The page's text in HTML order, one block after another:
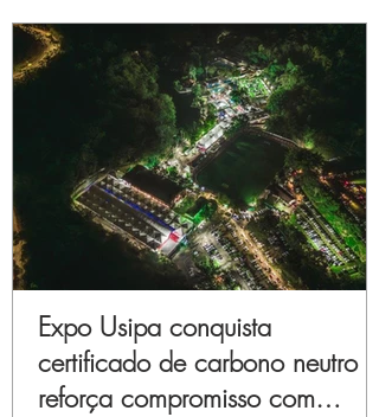
Expo Usipa conquista
certificado de carbono neutro e
reforça compromisso com